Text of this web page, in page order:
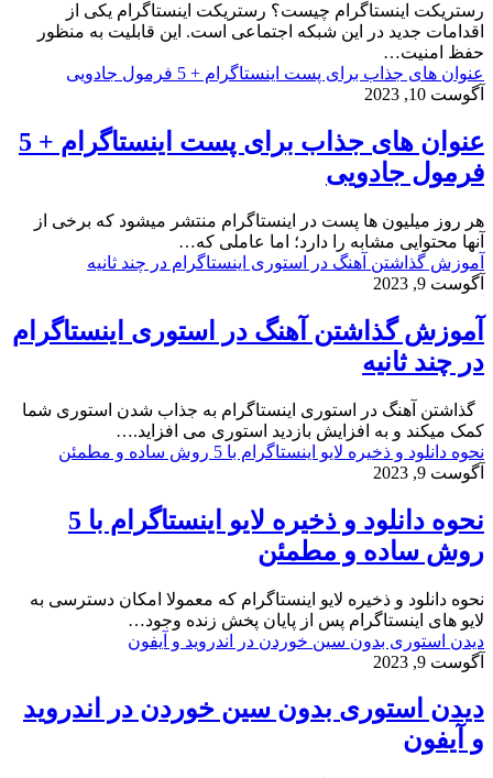
رستریکت اینستاگرام چیست؟ رستریکت اینستاگرام یکی از
اقدامات جدید در این شبکه اجتماعی است. این قابلیت به منظور
حفظ امنیت…
عنوان های جذاب برای پست اینستاگرام + 5 فرمول جادویی
آگوست 10, 2023
عنوان های جذاب برای پست اینستاگرام + 5
فرمول جادویی
هر روز میلیون ها پست در اینستاگرام منتشر میشود که برخی از
آنها محتوایی مشابه را دارد؛ اما عاملی که…
آموزش گذاشتن آهنگ در استوری اینستاگرام در چند ثانیه
آگوست 9, 2023
آموزش گذاشتن آهنگ در استوری اینستاگرام
در چند ثانیه
گذاشتن آهنگ در استوری اینستاگرام به جذاب شدن استوری شما
کمک میکند و به افزایش بازدید استوری می افزاید.…
نحوه دانلود و ذخیره لایو اینستاگرام با 5 روش ساده و مطمئن
آگوست 9, 2023
نحوه دانلود و ذخیره لایو اینستاگرام با 5
روش ساده و مطمئن
نحوه دانلود و ذخیره لایو اینستاگرام که معمولا امکان دسترسی به
لایو های اینستاگرام پس از پایان پخش زنده وجود…
دیدن استوری بدون سین خوردن در اندروید و آیفون
آگوست 9, 2023
دیدن استوری بدون سین خوردن در اندروید
و آیفون